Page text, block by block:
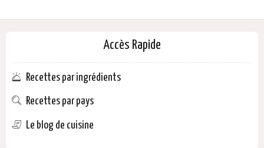
Accès Rapide
Recettes par ingrédients
Recettes par pays
Le blog de cuisine